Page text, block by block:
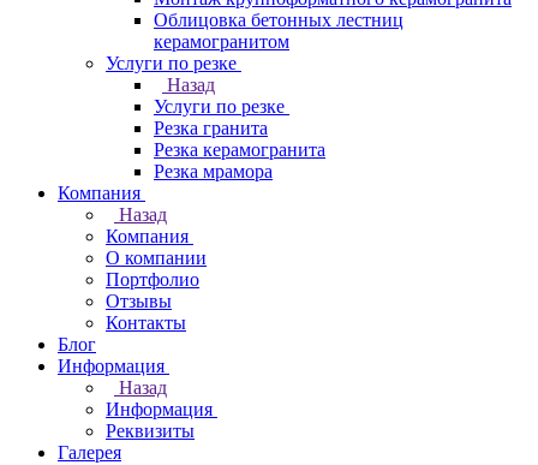
Облицовка бетонных лестниц
керамогранитом
Услуги по резке
Назад
Услуги по резке
Резка гранита
Резка керамогранита
Резка мрамора
Компания
Назад
Компания
О компании
Портфолио
Отзывы
Контакты
Блог
Информация
Назад
Информация
Реквизиты
Галерея